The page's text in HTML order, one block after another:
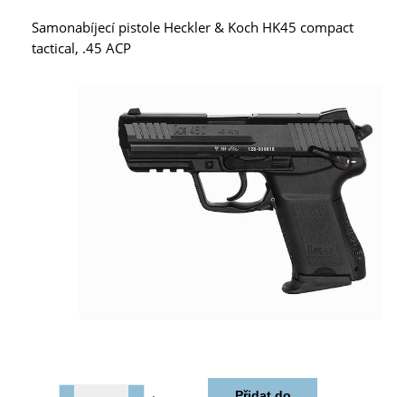
Samonabíjecí pistole Heckler & Koch HK45 compact
tactical, .45 ACP